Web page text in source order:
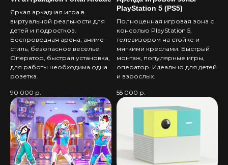
Яркая аркадная игра в
виртуальной реальности для
детей и подростков.
Беспроводная арена, аниме-
стиль, безопасное веселье.
Оператор, быстрая установка,
для работы необходима одна
розетка.
90 000 р.
PlayStation 5 (PS5)
Полноценная игровая зона с
консолью PlayStation 5,
телевизором на стойке и
мягкими креслами. Быстрый
монтаж, популярные игры,
оператор. Идеально для детей
и взрослых.
55 000 р.